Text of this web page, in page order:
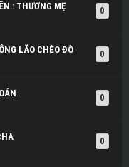
0
: THƯƠNG MẸ
0
LÃO CHÈO ĐÒ
0
0